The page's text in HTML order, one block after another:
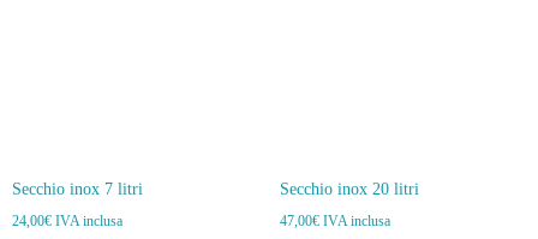
Secchio inox 7 litri
24,00€ IVA inclusa
Secchio inox 20 litri
47,00€ IVA inclusa